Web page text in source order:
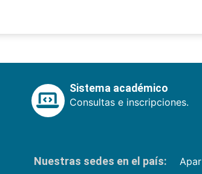
Sistema académico
Consultas e inscripciones.
Nuestras sedes en el país: